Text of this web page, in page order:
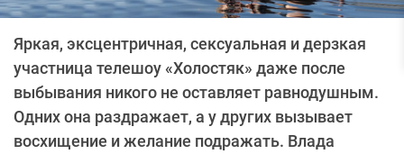
Яркая, эксцентричная, сексуальная и дерзкая
участница телешоу «Холостяк» даже после
выбывания никого не оставляет равнодушным.
Одних она раздражает, а у других вызывает
восхищение и желание подражать. Влада